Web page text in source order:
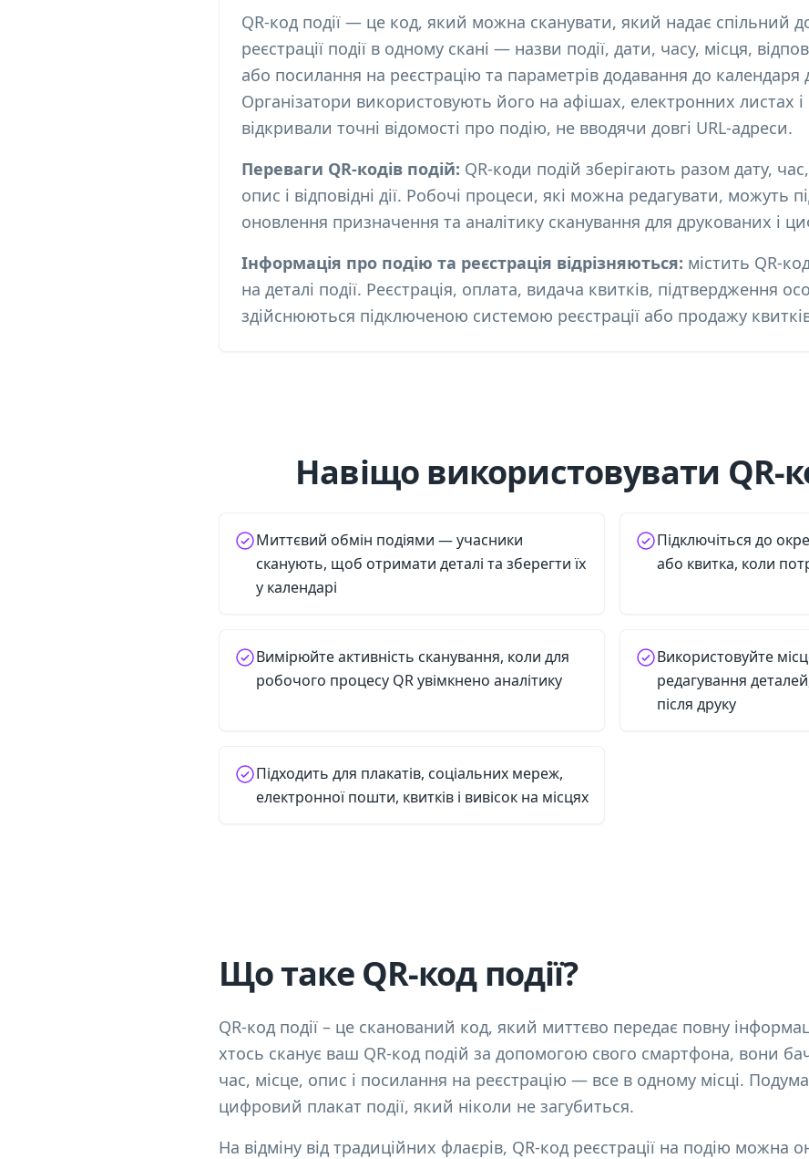
QR-код події — це код, який можна сканувати, який надає спільний
реєстрації події в одному скані — назви події, дати, часу, місця,
або посилання на реєстрацію та параметрів додавання до календаря
Організатори використовують його на афішах, електронних листах і
відкривали точні відомості про подію, не вводячи довгі URL-адреси.
Переваги QR-кодів подій: QR-коди подій зберігають разом дату,
опис і відповідні дії. Робочі процеси, які можна редагувати, можуть
оновлення призначення та аналітику сканування для друкованих і
Інформація про подію та реєстрація відрізняються: містить QR-
на деталі події. Реєстрація, оплата, видача квитків, підтвердження
здійснюються підключеною системою реєстрації або продажу
Навіщо використовувати QR-
Миттєвий обмін подіями — учасники
сканують, щоб отримати деталі та зберегти їх
у календарі
Підключіться до
або квитка, коли
Вимірюйте активність сканування, коли для
робочого процесу QR увімкнено аналітику
Використовуйте
редагування
після друку
Підходить для плакатів, соціальних мереж,
електронної пошти, квитків і вивісок на місцях
Що таке QR-код події?
QR-код події – це сканований код, який миттєво передає повну
хтось сканує ваш QR-код подій за допомогою свого смартфона, вони
час, місце, опис і посилання на реєстрацію — все в одному місці.
цифровий плакат події, який ніколи не загубиться.
На відміну від традиційних флаєрів, QR-код реєстрації на подію можна